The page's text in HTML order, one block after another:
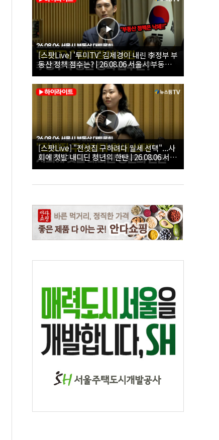
[스팟Live] '투미TV' 김제경이 내린 李정부 부
동산 정책 점수는? | 26.08.06 서울시 부동산
대토론회
[스팟Live] "전셋집 구하려다 월세 선택"...사
회에 첫발 내디딘 청년의 한탄 | 26.08.06 서울
시 부동산 대토론회